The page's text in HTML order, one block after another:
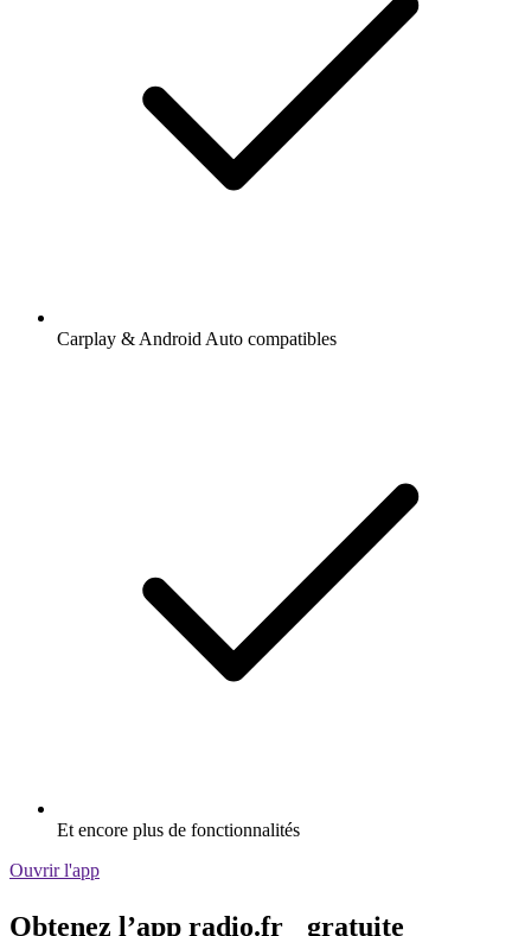
Carplay & Android Auto compatibles
Et encore plus de fonctionnalités
Ouvrir l'app
Obtenez l’app radio.fr gratuite